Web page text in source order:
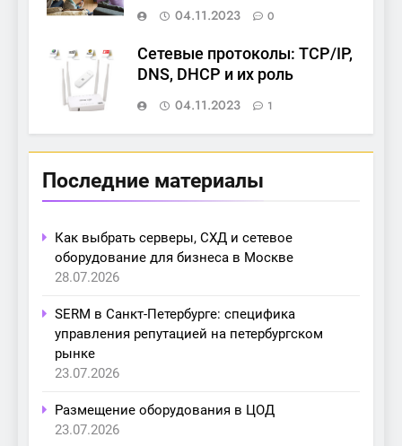
04.11.2023
0
Сетевые протоколы: TCP/IP,
DNS, DHCP и их роль
04.11.2023
1
Последние материалы
Как выбрать серверы, СХД и сетевое
оборудование для бизнеса в Москве
28.07.2026
SERM в Санкт-Петербурге: специфика
управления репутацией на петербургском
рынке
23.07.2026
Размещение оборудования в ЦОД
23.07.2026